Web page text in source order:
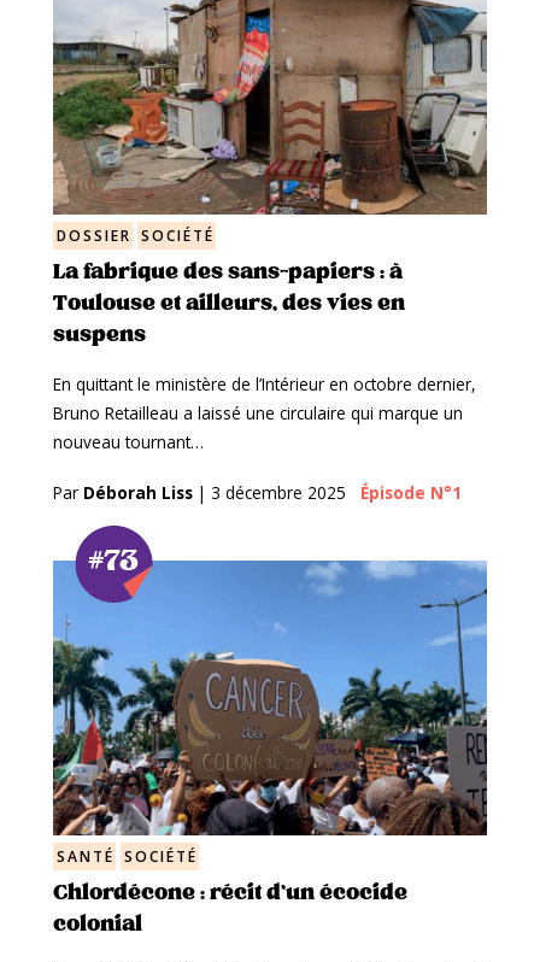
DOSSIER SOCIÉTÉ
La fabrique des sans-papiers : à
Toulouse et ailleurs, des vies en
suspens
En quittant le ministère de l’Intérieur en octobre dernier,
Bruno Retailleau a laissé une circulaire qui marque un
nouveau tournant…
Par Déborah Liss | 3 décembre 2025 Épisode N°1
#73
SANTÉ SOCIÉTÉ
Chlordécone : récit d’un écocide
colonial